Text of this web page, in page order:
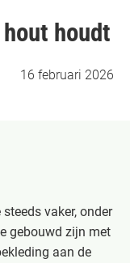
houdt
16 februari 2026
vaker, onder
gebouwd zijn met
aan de